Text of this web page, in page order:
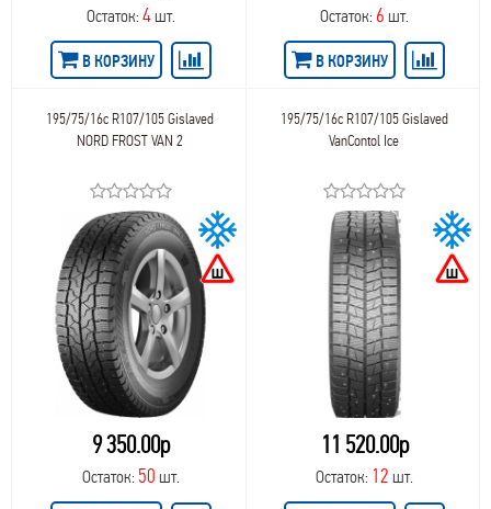
Остаток: 4шт.
В КОРЗИНУ
Остаток: 6 шт.
В КОРЗИНУ
195/75/16c R107/105 Gislaved
NORD FROST VAN 2
9 350.00р
Остаток: 50 шт.
195/75/16c R107/105 Gislaved
VanContol Ice
11 520.00р
Остаток: 12 шт.